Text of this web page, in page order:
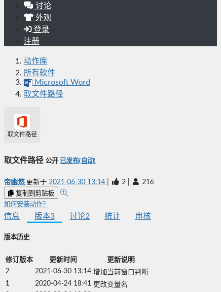
讨论
外观
登录
注册
动作库
所有软件
Microsoft Word
取文件路径
取文件路径
取文件路径 公开 已发布(自动)
帝幽悠 更新于 2021-06-30 13:14 2 216
复制到剪贴板
如何安装动作？
信息 版本3 讨论2 统计 审核
版本历史
修订版本 更新时间
更新说明
2
2021-06-30 13:14 增加当前窗口判断
1
2020-04-24 18:41 更改变量名